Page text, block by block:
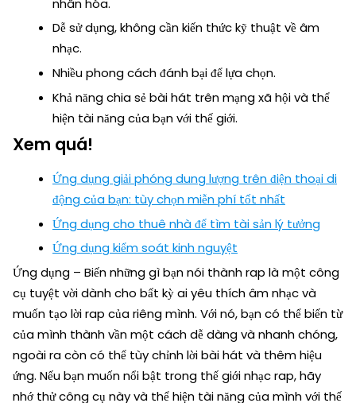
Dễ sử dụng, không cần kiến thức kỹ thuật về âm
nhạc.
Nhiều phong cách đánh bại để lựa chọn.
Khả năng chia sẻ bài hát trên mạng xã hội và thể
hiện tài năng của bạn với thế giới.
Xem quá!
Ứng dụng giải phóng dung lượng trên điện thoại di
động của bạn: tùy chọn miễn phí tốt nhất
Ứng dụng cho thuê nhà để tìm tài sản lý tưởng
Ứng dụng kiểm soát kinh nguyệt
Ứng dụng – Biến những gì bạn nói thành rap là một công
cụ tuyệt vời dành cho bất kỳ ai yêu thích âm nhạc và
muốn tạo lời rap của riêng mình. Với nó, bạn có thể biến từ
của mình thành vần một cách dễ dàng và nhanh chóng,
ngoài ra còn có thể tùy chỉnh lời bài hát và thêm hiệu
ứng. Nếu bạn muốn nổi bật trong thế giới nhạc rap, hãy
nhớ thử công cụ này và thể hiện tài năng của mình với thế